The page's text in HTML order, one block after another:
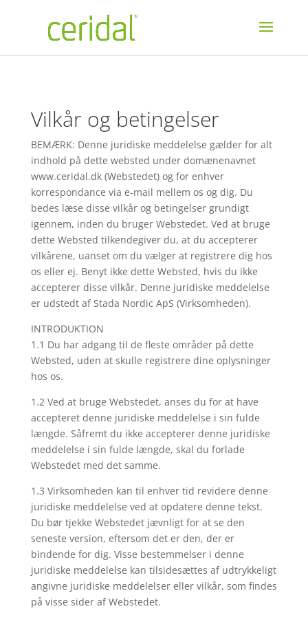
Vilkår og betingelser
BEMÆRK: Denne juridiske meddelelse gælder for alt
indhold på dette websted under domænenavnet
www.ceridal.dk (Webstedet) og for enhver
korrespondance via e-mail mellem os og dig. Du
bedes læse disse vilkår og betingelser grundigt
igennem, inden du bruger Webstedet. Ved at bruge
dette Websted tilkendegiver du, at du accepterer
vilkårene, uanset om du vælger at registrere dig hos
os eller ej. Benyt ikke dette Websted, hvis du ikke
accepterer disse vilkår. Denne juridiske meddelelse
er udstedt af Stada Nordic ApS (Virksomheden).
INTRODUKTION
1.1 Du har adgang til de fleste områder på dette
Websted, uden at skulle registrere dine oplysninger
hos os.
1.2 Ved at bruge Webstedet, anses du for at have
accepteret denne juridiske meddelelse i sin fulde
længde. Såfremt du ikke accepterer denne juridiske
meddelelse i sin fulde længde, skal du forlade
Webstedet med det samme.
1.3 Virksomheden kan til enhver tid revidere denne
juridiske meddelelse ved at opdatere denne tekst.
Du bør tjekke Webstedet jævnligt for at se den
seneste version, eftersom det er den, der er
bindende for dig. Visse bestemmelser i denne
juridiske meddelelse kan tilsidesættes af udtrykkeligt
angivne juridiske meddelelser eller vilkår, som findes
på visse sider af Webstedet.